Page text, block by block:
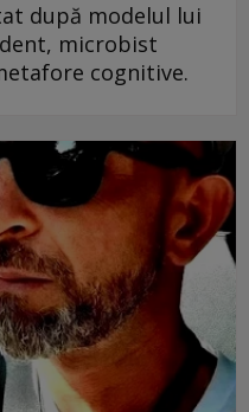
după modelul lui
microbist
cognitive.